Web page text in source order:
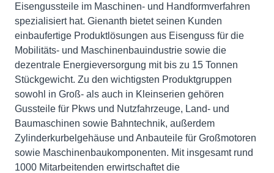
Eisengussteile im Maschinen- und Handformverfahren
spezialisiert hat. Gienanth bietet seinen Kunden
einbaufertige Produktlösungen aus Eisenguss für die
Mobilitäts- und Maschinenbauindustrie sowie die
dezentrale Energieversorgung mit bis zu 15 Tonnen
Stückgewicht. Zu den wichtigsten Produktgruppen
sowohl in Groß- als auch in Kleinserien gehören
Gussteile für Pkws und Nutzfahrzeuge, Land- und
Baumaschinen sowie Bahntechnik, außerdem
Zylinderkurbelgehäuse und Anbauteile für Großmotoren
sowie Maschinenbaukomponenten. Mit insgesamt rund
1000 Mitarbeitenden erwirtschaftet die